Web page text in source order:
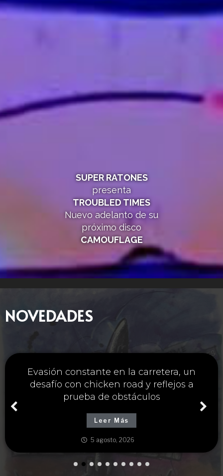
SUPER RATONES
presenta
TROUBLED TIMES
Nuevo adelanto de su
próximo disco
CAMOUFLAGE
NOVEDADES
Única estrategia y chicken road casino
para maximizar ganancias cruzando
carreteras peligrosas
Leer Más
5 agosto, 2026